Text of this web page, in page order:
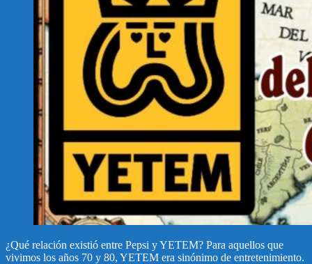
¿Qué relación existió entre Pepsi y YETEM? Para aquellos que
vivimos los años 70 y 80, YETEM era sinónimo de entretenimiento.